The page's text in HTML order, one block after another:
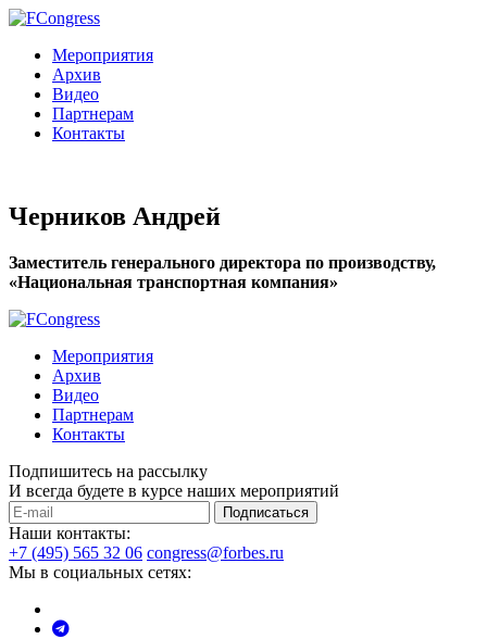
Мероприятия
Архив
Видео
Партнерам
Контакты
Черников Андрей
Заместитель генерального директора по производству,
«Национальная транспортная компания»
Мероприятия
Архив
Видео
Партнерам
Контакты
Подпишитесь на рассылку
И всегда будете в курсе наших мероприятий
Подписаться
Наши контакты:
+7 (495) 565 32 06 congress@forbes.ru
Мы в социальных сетях: